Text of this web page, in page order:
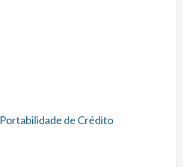
Portabilidade de Crédito